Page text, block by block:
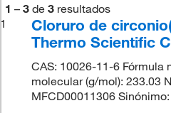
1 – 3 de 3 resultados
1
Cloruro de
Thermo Scientific
CAS: 10026-11-6 Fórmula
molecular (g/mol): 233.03
MFCD00011306